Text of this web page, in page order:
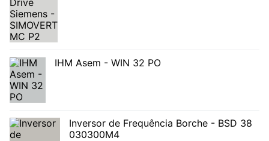
IHM Asem - WIN 32 PO
Inversor de Frequência Borche - BSD 38
030300M4